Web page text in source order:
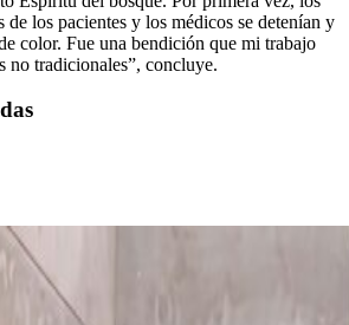
de los pacientes y los médicos se detenían y
color. Fue una bendición que mi trabajo
no tradicionales”, concluye.